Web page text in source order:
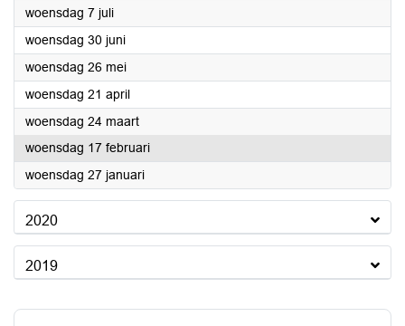
woensdag 7 juli2021
woensdag 30 juni2021
woensdag 26 mei2021
woensdag 21 april2021
woensdag 24 maart2021
woensdag 17 februari2021
woensdag 27 januari2021
2020
2019